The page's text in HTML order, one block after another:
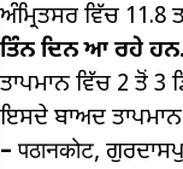
ਅੰਮ੍ਰਿਤਸਰ ਵਿੱਚ 11.8
ਤਿੰਨ ਦਿਨ ਆ ਰਹੇ
ਤਾਪਮਾਨ ਵਿੱਚ 2 ਤੋਂ 3
ਇਸਦੇ ਬਾਅਦ
– पठानकोट,